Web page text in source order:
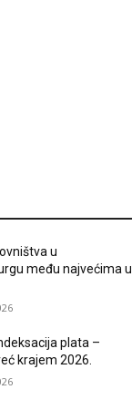
u
među najvećima u
plata –
krajem 2026.